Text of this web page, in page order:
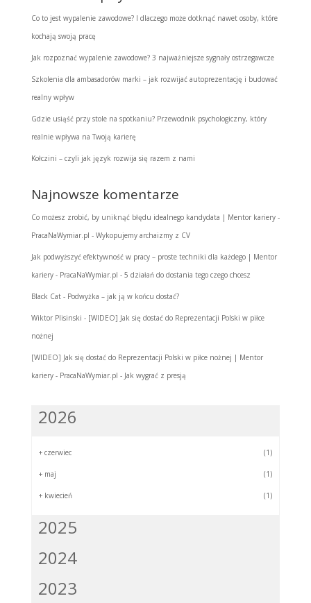
Co to jest wypalenie zawodowe? I dlaczego może dotknąć nawet osoby, które
kochają swoją pracę
Jak rozpoznać wypalenie zawodowe? 3 najważniejsze sygnały ostrzegawcze
Szkolenia dla ambasadorów marki – jak rozwijać autoprezentację i budować
realny wpływ
Gdzie usiąść przy stole na spotkaniu? Przewodnik psychologiczny, który
realnie wpływa na Twoją karierę
Kołczini – czyli jak język rozwija się razem z nami
Najnowsze komentarze
Co możesz zrobić, by uniknąć błędu idealnego kandydata | Mentor kariery -
PracaNaWymiar.pl - Wykopujemy archaizmy z CV
Jak podwyższyć efektywność w pracy – proste techniki dla każdego | Mentor
kariery - PracaNaWymiar.pl - 5 działań do dostania tego czego chcesz
Black Cat- Podwyżka – jak ją w końcu dostać?
Wiktor Plisinski - [WIDEO] Jak się dostać do Reprezentacji Polski w piłce
nożnej
[WIDEO] Jak się dostać do Reprezentacji Polski w piłce nożnej | Mentor
kariery - PracaNaWymiar.pl - Jak wygrać z presją
2026
+ czerwiec (1)
+ maj (1)
+ kwiecień (1)
2025
2024
2023